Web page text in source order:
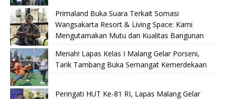
Primaland Buka Suara Terkait Somasi
Wangsakarta Resort & Living Space: Kami
Mengutamakan Mutu dan Kualitas Bangunan
Meriah! Lapas Kelas I Malang Gelar Porseni,
Tarik Tambang Buka Semangat Kemerdekaan
Peringati HUT Ke-81 RI, Lapas Malang Gelar